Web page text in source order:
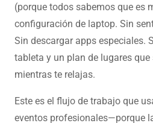
(porque todos sabemos que es
configuración de laptop. Sin
Sin descargar apps especiales.
tableta y un plan de lugares
mientras te relajas.
Este es el flujo de trabajo que
eventos profesionales—porque